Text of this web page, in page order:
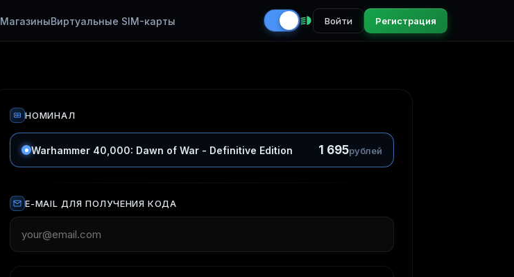
МагазиныВиртуальные SIM-карты Войти Регистрация
НОМИНАЛ
Warhammer 40,000: Dawn of War - Definitive Edition 1 695рублей
E-MAIL ДЛЯ ПОЛУЧЕНИЯ КОДА